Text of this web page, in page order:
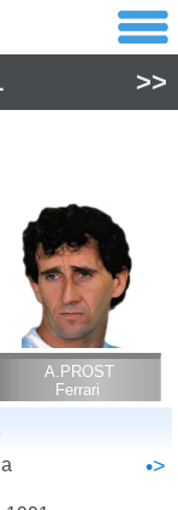
>>
A.PROST
Ferrari
•>